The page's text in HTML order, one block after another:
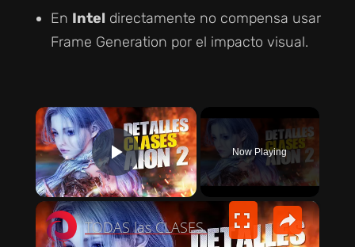
En Intel directamente no compensa usar
Frame Generation por el impacto visual.
×
PLAY VIDEO
Now Playing
×
TODAS las CLASES DE AION 2 explicadas: ¿Cuál es la mejor?